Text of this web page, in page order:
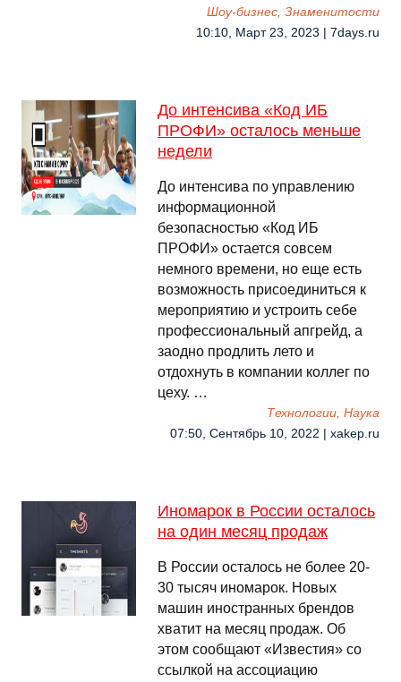
Шоу-бизнес, Знаменитости
10:10, Март 23, 2023 | 7days.ru
До интенсива «Код ИБ
ПРОФИ» осталось меньше
недели
До интенсива по управлению
информационной
безопасностью «Код ИБ
ПРОФИ» остается совсем
немного времени, но еще есть
возможность присоединиться к
мероприятию и устроить себе
профессиональный апгрейд, а
заодно продлить лето и
отдохнуть в компании коллег по
цеху. …
Технологии, Наука
07:50, Сентябрь 10, 2022 | xakep.ru
Иномарок в России осталось
на один месяц продаж
В России осталось не более 20-
30 тысяч иномарок. Новых
машин иностранных брендов
хватит на месяц продаж. Об
этом сообщают «Известия» со
ссылкой на ассоциацию